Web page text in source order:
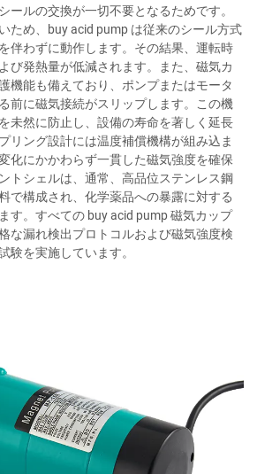
ールの交換が一切不要となるためです。
ため、buy acid pump は従来のシール方式
伴わずに動作します。その結果、運転時
び発熱量が低減されます。また、磁気カ
機能も備えており、ポンプまたはモータ
前に磁気接続がスリップします。この機
未然に防止し、設備の寿命を著しく延長
リング設計には温度補償機構が組み込ま
化にかかわらず一貫した磁気強度を確保
トシェルは、通常、高品位ステンレス鋼
で構成され、化学薬品への暴露に対する
す。すべての buy acid pump 磁気カップ
な漏れ検出プロトコルおよび磁気強度検
験を実施しています。